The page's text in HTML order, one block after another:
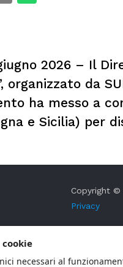
2026 – Il
organizzato da
ha messo a
e Sicilia) per
Copyright ©
Privacy
necessari al